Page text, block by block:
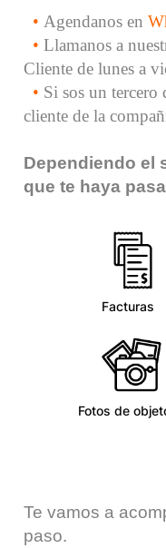
• Agendanos en
• Llamanos a
Cliente de lunes a
• Si sos un
cliente de la
Dependiendo el
que te haya
Facturas
Fotos de
Te vamos a
paso.